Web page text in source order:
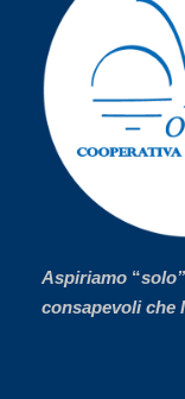
Aspiriamo “
consapevoli che